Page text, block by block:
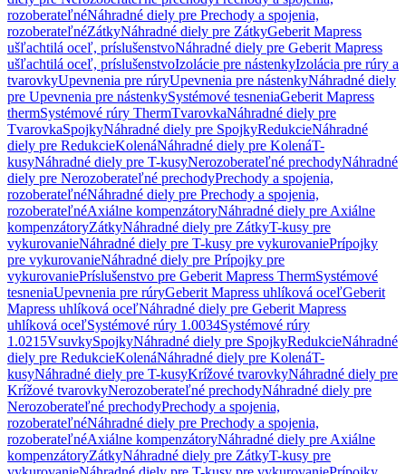
rozoberateľnéNáhradné diely pre Prechody a spojenia,
rozoberateľnéZátkyNáhradné diely pre ZátkyGeberit Mapress
ušľachtilá oceľ, príslušenstvoNáhradné diely pre Geberit Mapress
ušľachtilá oceľ, príslušenstvoIzolácie pre nástenkyIzolácia pre rúry a
tvarovkyUpevnenia pre rúryUpevnenia pre nástenkyNáhradné diely
pre Upevnenia pre nástenkySystémové tesneniaGeberit Mapress
thermSystémové rúry ThermTvarovkaNáhradné diely pre
TvarovkaSpojkyNáhradné diely pre SpojkyRedukcieNáhradné
diely pre RedukcieKolenáNáhradné diely pre KolenáT-
kusyNáhradné diely pre T-kusyNerozoberateľné prechodyNáhradné
diely pre Nerozoberateľné prechodyPrechody a spojenia,
rozoberateľnéNáhradné diely pre Prechody a spojenia,
rozoberateľnéAxiálne kompenzátoryNáhradné diely pre Axiálne
kompenzátoryZátkyNáhradné diely pre ZátkyT-kusy pre
vykurovanieNáhradné diely pre T-kusy pre vykurovaniePrípojky
pre vykurovanieNáhradné diely pre Prípojky pre
vykurovaniePríslušenstvo pre Geberit Mapress ThermSystémové
tesneniaUpevnenia pre rúryGeberit Mapress uhlíková oceľGeberit
Mapress uhlíková oceľNáhradné diely pre Geberit Mapress
uhlíková oceľSystémové rúry 1.0034Systémové rúry
1.0215VsuvkySpojkyNáhradné diely pre SpojkyRedukcieNáhradné
diely pre RedukcieKolenáNáhradné diely pre KolenáT-
kusyNáhradné diely pre T-kusyKrížové tvarovkyNáhradné diely pre
Krížové tvarovkyNerozoberateľné prechodyNáhradné diely pre
Nerozoberateľné prechodyPrechody a spojenia,
rozoberateľnéNáhradné diely pre Prechody a spojenia,
rozoberateľnéAxiálne kompenzátoryNáhradné diely pre Axiálne
kompenzátoryZátkyNáhradné diely pre ZátkyT-kusy pre